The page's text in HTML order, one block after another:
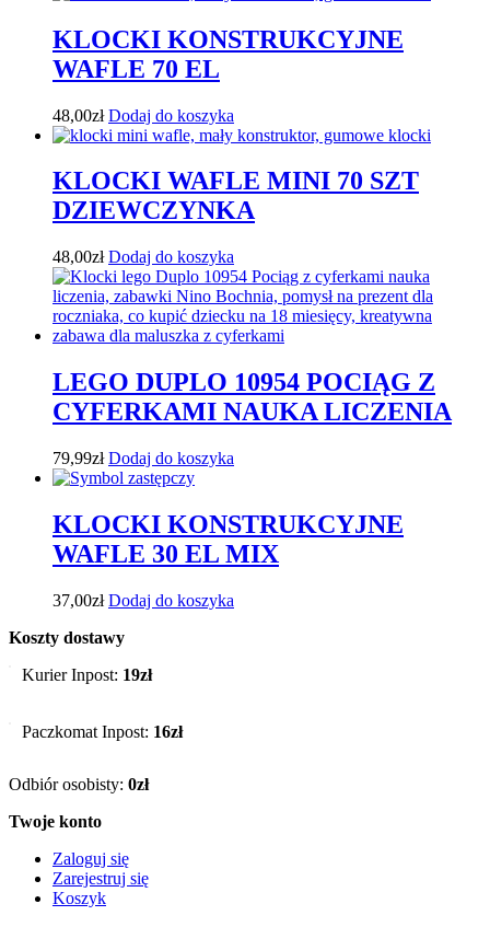
KLOCKI KONSTRUKCYJNE
WAFLE 70 EL
48,00zł Dodaj do koszyka
KLOCKI WAFLE MINI 70 SZT
DZIEWCZYNKA
48,00zł Dodaj do koszyka
LEGO DUPLO 10954 POCIĄG Z
CYFERKAMI NAUKA LICZENIA
79,99zł Dodaj do koszyka
KLOCKI KONSTRUKCYJNE
WAFLE 30 EL MIX
37,00zł Dodaj do koszyka
Koszty dostawy
Kurier Inpost: 19zł
Paczkomat Inpost: 16zł
Odbiór osobisty: 0zł
Twoje konto
Zaloguj się
Zarejestruj się
Koszyk